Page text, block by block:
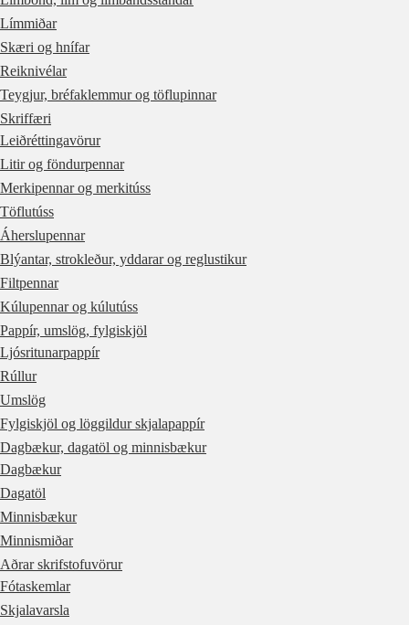
Límmiðar
Skæri og hnífar
Reiknivélar
Teygjur, bréfaklemmur og töflupinnar
Skriffæri
Leiðréttingavörur
Litir og föndurpennar
Merkipennar og merkitúss
Töflutúss
Áherslupennar
Blýantar, strokleður, yddarar og reglustikur
Filtpennar
Kúlupennar og kúlutúss
Pappír, umslög, fylgiskjöl
Ljósritunarpappír
Rúllur
Umslög
Fylgiskjöl og löggildur skjalapappír
Dagbækur, dagatöl og minnisbækur
Dagbækur
Dagatöl
Minnisbækur
Minnismiðar
Aðrar skrifstofuvörur
Fótaskemlar
Skjalavarsla